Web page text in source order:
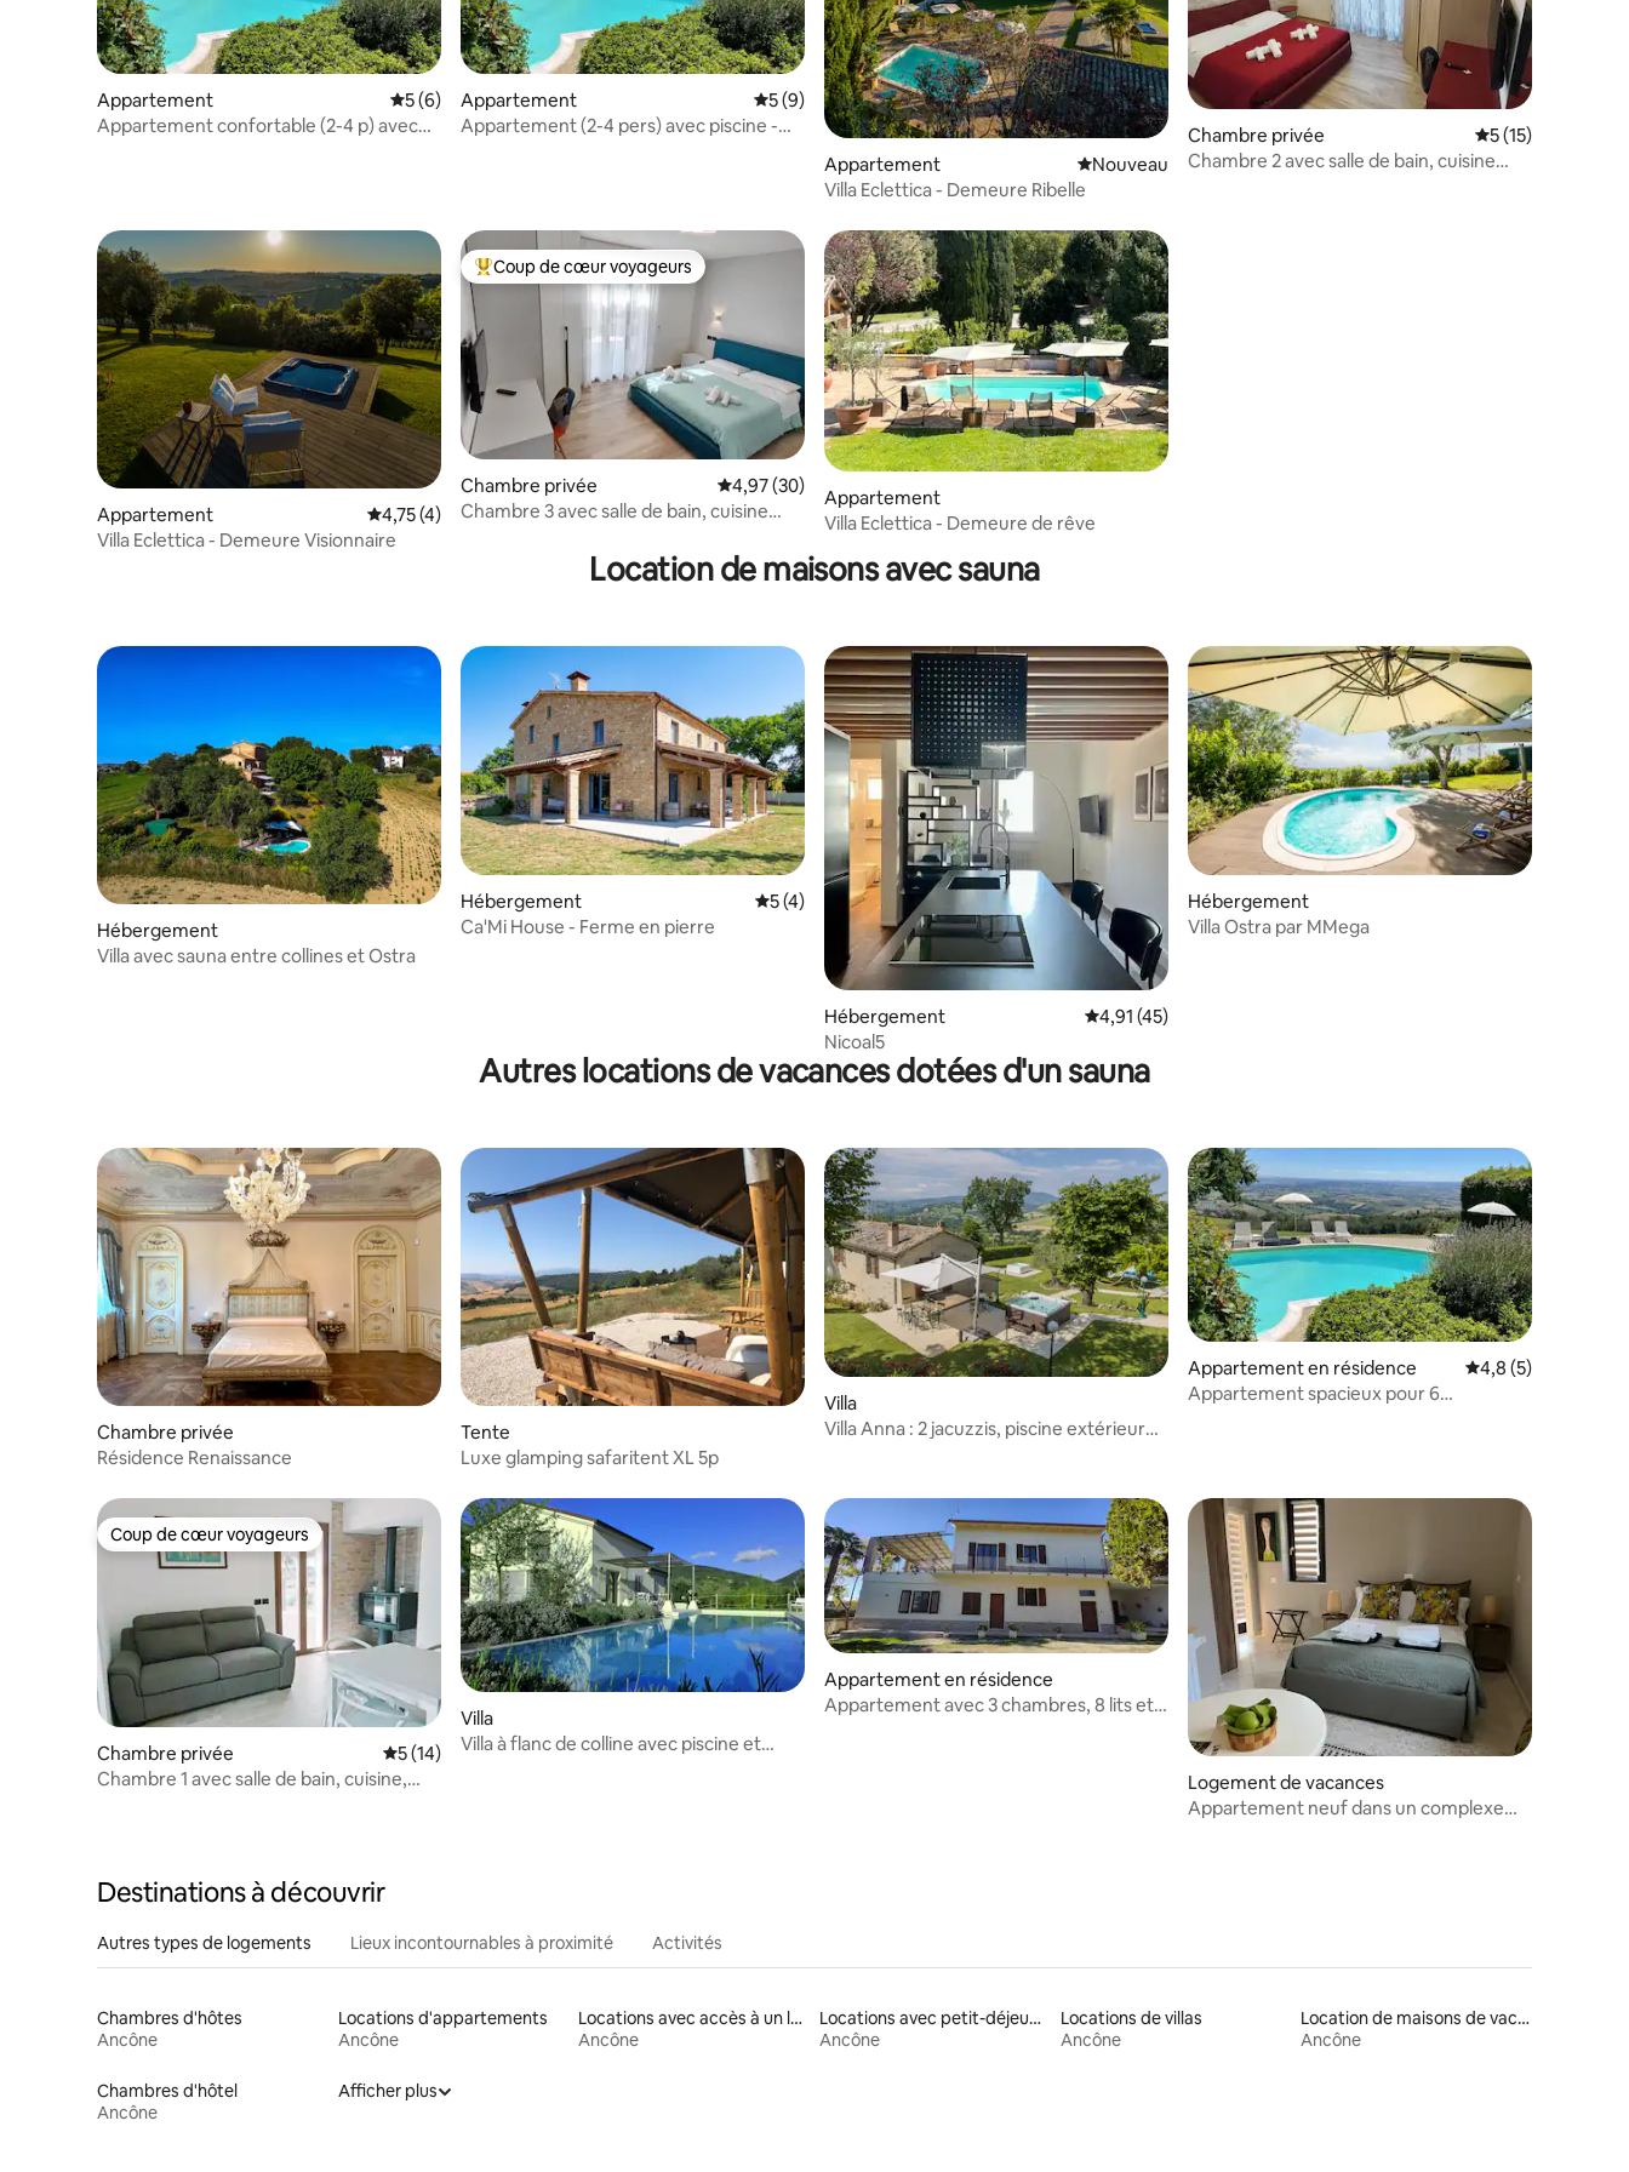
Appartement Évaluation moyenne sur la base de 6 commentaires : 5 sur 5
5 (6)
Appartement confortable (2-4 p) avec
Appartement Évaluation moyenne sur la base de 9 commentaires : 5 sur 5
5 (9)
Appartement (2-4 pers) avec piscine -
Appartement Nouvel hébergement
Nouveau
Villa Eclettica - Demeure Ribelle
Chambre privée Évaluation
5 (15)
Chambre 2 avec salle de bain, cuisine
Appartement Évaluation moyenne sur la base de 4 commentaires : 4,75 sur 5
4,75 (4)
Villa Eclettica - Demeure Visionnaire
Coups de cœur voyageurs les plus appréciés
Coup de cœur voyageurs
Chambre privée Évaluation moyenne sur la base de 30 commentaires : 4,97 sur 5
4,97 (30)
Chambre 3 avec salle de bain, cuisine
Appartement
Villa Eclettica - Demeure de rêve
Location de maisons avec sauna
Hébergement
Villa avec sauna entre collines et Ostra
Hébergement Évaluation moyenne sur la base de 4 commentaires : 5 sur 5
5 (4)
Ca'Mi House - Ferme en pierre
Hébergement Évaluation moyenne sur la base de 45 commentaires : 4,91 sur 5
4,91 (45)
Nicoal5
Hébergement
Villa Ostra par MMega
Autres locations de vacances dotées d'un sauna
Chambre privée
Résidence Renaissance
Tente
Luxe glamping safaritent XL 5p
Villa
Villa Anna : 2 jacuzzis, piscine extérieure
Appartement en résidence Évaluation
4,8 (5)
Appartement spacieux pour 6
Coup de cœur voyageurs
Coup de cœur voyageurs
Chambre privée Évaluation moyenne sur la base de 14 commentaires : 5 sur 5
5 (14)
Chambre 1 avec salle de bain, cuisine,
Villa
Villa à flanc de colline avec piscine et
Appartement en résidence
Appartement avec 3 chambres, 8 lits et
Logement de vacances
Appartement neuf dans un complexe
Destinations à découvrir
Autres types de logements Lieux incontournables à proximité Activités
Chambres d'hôtes
Ancône
Locations d'appartements
Ancône
Locations avec accès à un lac
Ancône
Locations avec petit-déjeuner
Ancône
Locations de villas
Ancône
Location de maisons de vacances
Ancône
Chambres d'hôtel
Ancône
Afficher plus